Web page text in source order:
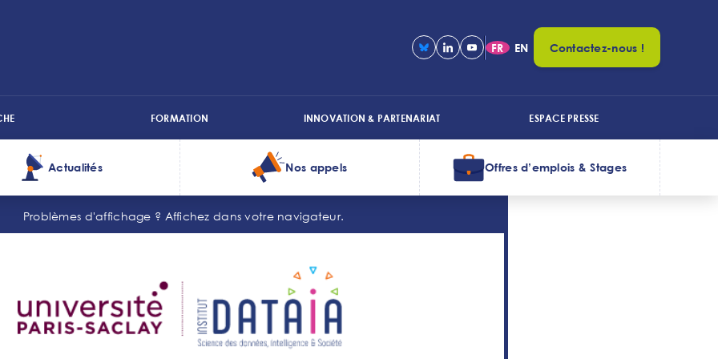
FR EN Contactez-nous !
FORMATION INNOVATION & PARTENARIAT ESPACE PRESSE
Actualités Nos appels Offres d’emplois & Stages
Problèmes d'affichage ? Affichez dans votre navigateur.